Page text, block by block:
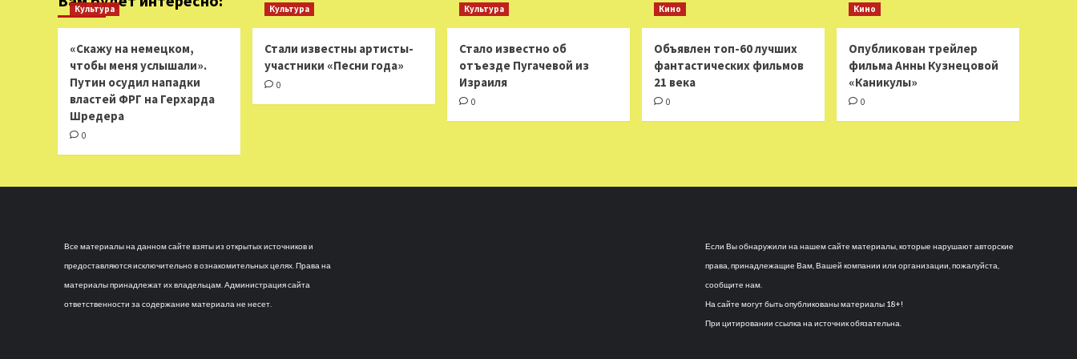
Культура
«Скажу на немецком,
чтобы меня услышали».
Путин осудил нападки
властей ФРГ на Герхарда
Шредера
0
Культура
Стали известны артисты-
участники «Песни года»
0
Культура
Стало известно об
отъезде Пугачевой из
Израиля
0
Кино
Объявлен топ-60 лучших
фантастических фильмов
21 века
0
Кино
Опубликован трейлер
фильма Анны Кузнецовой
«Каникулы»
0
Все материалы на данном сайте взяты из открытых источников и
предоставляются исключительно в ознакомительных целях. Права на
материалы принадлежат их владельцам. Администрация сайта
ответственности за содержание материала не несет.
Если Вы обнаружили на нашем сайте материалы, которые нарушают авторские
права, принадлежащие Вам, Вашей компании или организации, пожалуйста,
сообщите нам.
На сайте могут быть опубликованы материалы 18+!
При цитировании ссылка на источник обязательна.